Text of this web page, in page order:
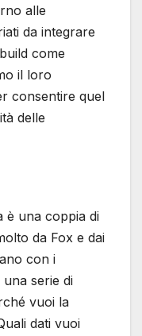
alle
da integrare
come
il loro
consentire quel
delle
è una coppia di
da Fox e dai
con i
serie di
vuoi la
dati vuoi